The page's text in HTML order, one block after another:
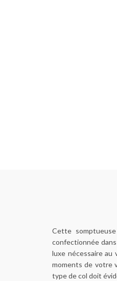
Cette
confectionnée
luxe nécessaire au
moments de votre
type de col doit